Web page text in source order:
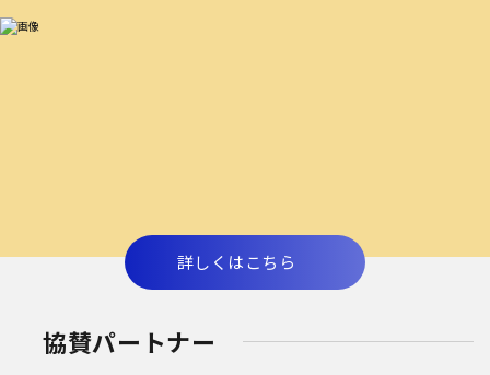
詳しくはこちら
協賛パートナー